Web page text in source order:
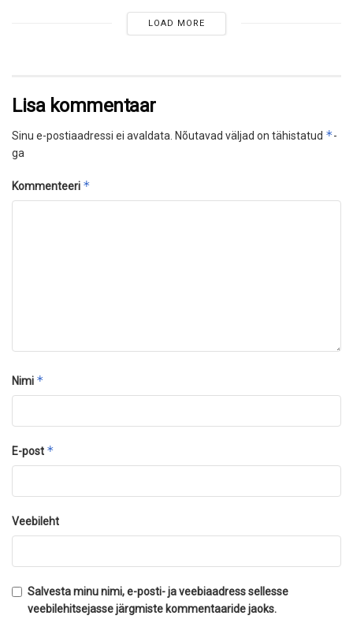
LOAD MORE
Lisa kommentaar
Sinu e-postiaadressi ei avaldata. Nõutavad väljad on tähistatud *-
ga
Kommenteeri *
Nimi *
E-post *
Veebileht
Salvesta minu nimi, e-posti- ja veebiaadress sellesse
veebilehitsejasse järgmiste kommentaaride jaoks.